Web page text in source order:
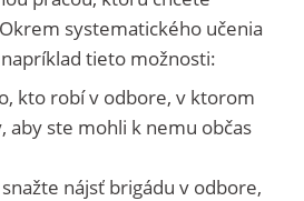
systematického učenia
tieto možnosti:
kto robí v odbore, v ktorom
aby ste mohli k nemu občas
nájsť brigádu v odbore,